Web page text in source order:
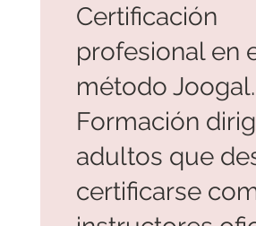
Certificación
profesional en
método Joogal.
Formación
adultos que
certificarse